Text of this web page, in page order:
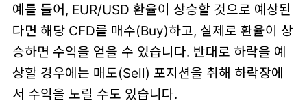
예를 들어, EUR/USD 환율이 상승할 것으로 예상된
다면 해당 CFD를 매수(Buy)하고, 실제로 환율이 상
승하면 수익을 얻을 수 있습니다. 반대로 하락을 예
상할 경우에는 매도(Sell) 포지션을 취해 하락장에
서 수익을 노릴 수도 있습니다.